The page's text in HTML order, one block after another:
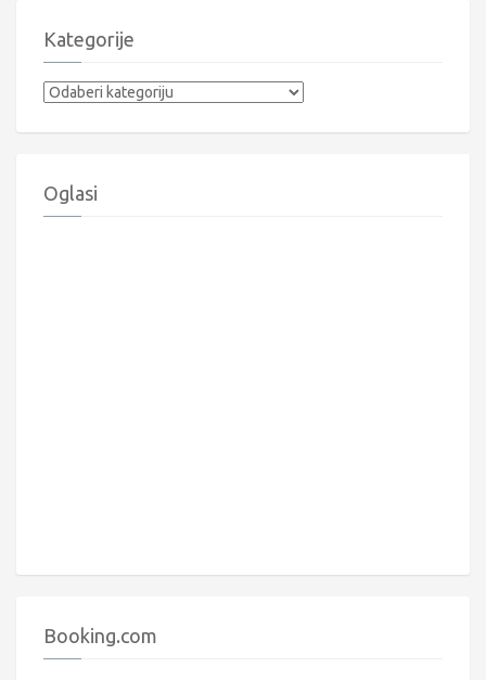
Kategorije
Kategorije
Oglasi
Booking.com